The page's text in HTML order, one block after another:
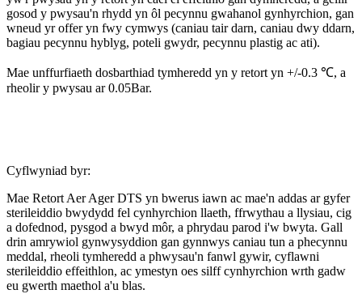
gosod y pwysau'n rhydd yn ôl pecynnu gwahanol gynhyrchion, gan
wneud yr offer yn fwy cymwys (caniau tair darn, caniau dwy ddarn,
bagiau pecynnu hyblyg, poteli gwydr, pecynnu plastig ac ati).
Mae unffurfiaeth dosbarthiad tymheredd yn y retort yn +/-0.3 ℃, a
rheolir y pwysau ar 0.05Bar.
Cyflwyniad byr:
Mae Retort Aer Ager DTS yn bwerus iawn ac mae'n addas ar gyfer
sterileiddio bwydydd fel cynhyrchion llaeth, ffrwythau a llysiau, cig
a dofednod, pysgod a bwyd môr, a phrydau parod i'w bwyta. Gall
drin amrywiol gynwysyddion gan gynnwys caniau tun a phecynnu
meddal, rheoli tymheredd a phwysau'n fanwl gywir, cyflawni
sterileiddio effeithlon, ac ymestyn oes silff cynhyrchion wrth gadw
eu gwerth maethol a'u blas.